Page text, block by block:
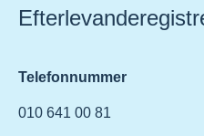
Telefonnummer
010 641 00 81